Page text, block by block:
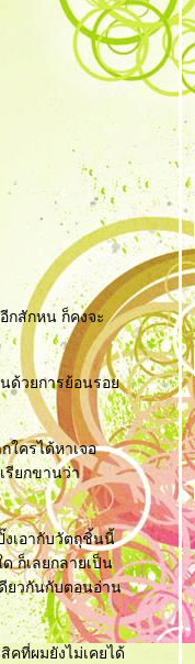
กสักหน ก็คงจะ
นด้วยการย้อนรอ
ใครได้หาเจอ
รียกขานว่า
งเอากับวัตถุชิ้นนี้
ก็เลยกลายเป็น
ยวกันกับตอนอ่าน
ที่ผมยังไม่เคยได้